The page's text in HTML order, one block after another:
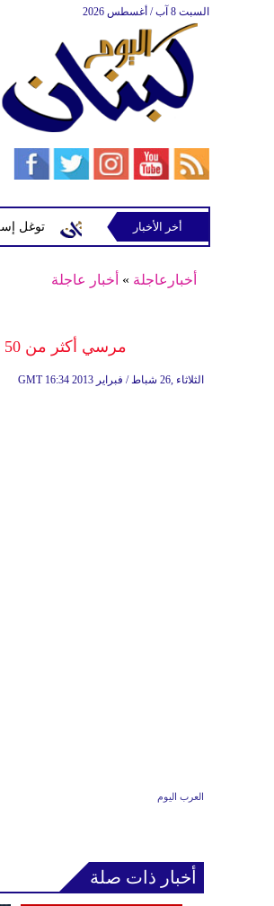
السبت 8 آب / أغسطس 2026
توغل إسرائيلي في رب ثلاثين
أخر الأخبار
أخبارعاجلة » أخبار عاجلة
مرسي أكثر من 50 هيئة ومؤسسة بينها هيئات دولية تقدمت إلى لجنة الانتخابات للمراقبة
GMT 16:34 2013 الثلاثاء ,26 شباط / فبراير
العرب اليوم
أخبار ذات صلة